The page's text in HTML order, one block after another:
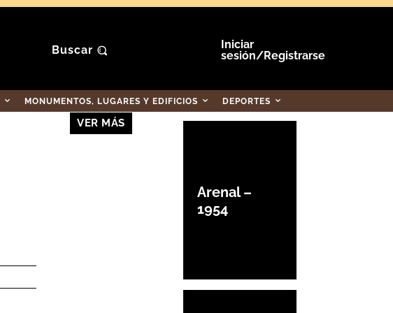
Buscar
Iniciar
sesión/Registrarse
MONUMENTOS, LUGARES Y EDIFICIOS DEPORTES
VER MÁS
Arenal –
1954